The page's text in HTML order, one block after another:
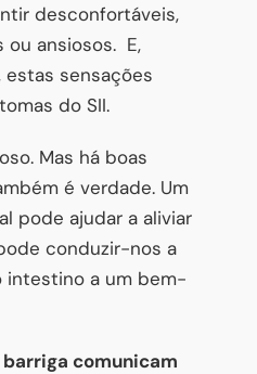
desconfortáveis,
ou ansiosos. E,
sensações
do SII.
Mas há boas
é verdade. Um
pode ajudar a aliviar
conduzir-nos a
intestino a um bem-
comunicam